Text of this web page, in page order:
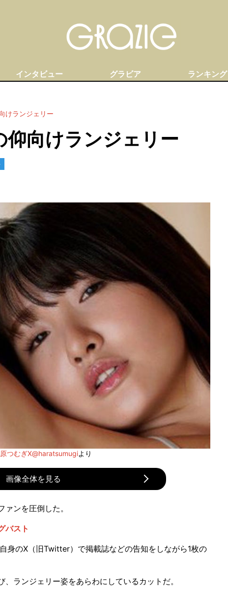
インタビュー グラビア ランキング
けランジェリー
仰向けランジェリー
原つむぎX@haratsumugiより
画像全体を見る
ンを圧倒した。
バスト
身のX（旧Twitter）で掲載誌などの告知をしながら1枚の
ランジェリー姿をあらわにしているカットだ。